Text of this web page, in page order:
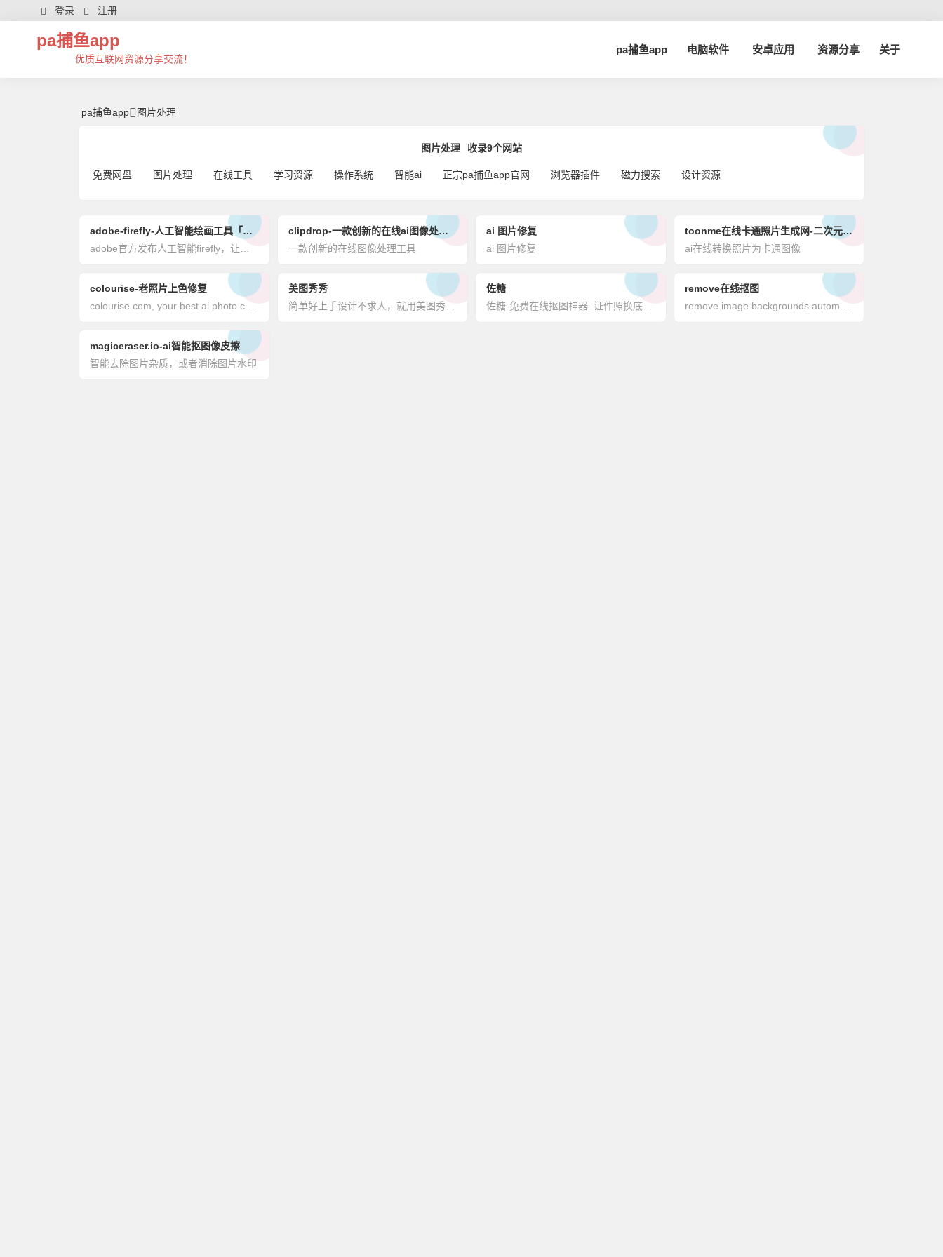
图片处理 | 芊芊精典-pa捕鱼app
登录 注册
pa捕鱼app
优质互联网资源分享交流！
pa捕鱼app 电脑软件 安卓应用 资源分享 关于
pa捕鱼app 图片处理
图片处理 收录9个网站
免费网盘 图片处理 在线工具 学习资源 操作系统 智能ai 正宗pa捕鱼app官网 浏览器插件 磁力搜索 设计资源
adobe-firefly-人工智能绘画工具「萤火虫」
clipdrop-一款创新的在线ai图像处理工具
一款创新的在线图像处理工具
ai 图片修复
ai 图片修复
toonme在线卡通照片生成网-二次元头像生成器
ai在线转换照片为卡通图像
colourise-老照片上色修复
美图秀秀
佐糖
remove在线抠图
magiceraser.io-ai智能抠图像皮擦
智能去除图片杂质，或者消除图片水印